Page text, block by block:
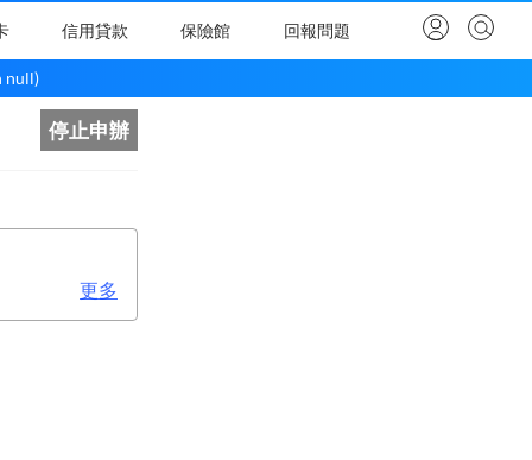
信用貸款 保險館 回報問題
null)
停止申辦
更多